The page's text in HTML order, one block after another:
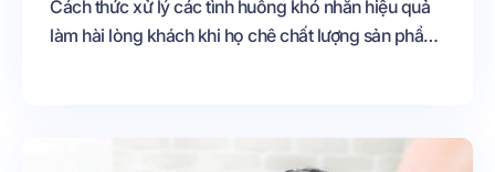
Cách thức xử lý các tình huống khó nhằn hiệu quả
làm hài lòng khách khi họ chê chất lượng sản phẩm.